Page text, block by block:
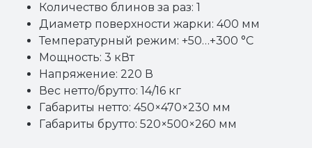
Количество блинов за раз: 1
Диаметр поверхности жарки: 400 мм
Температурный режим: +50…+300 °C
Мощность: 3 кВт
Напряжение: 220 В
Вес нетто/брутто: 14/16 кг
Габариты нетто: 450×470×230 мм
Габариты брутто: 520×500×260 мм